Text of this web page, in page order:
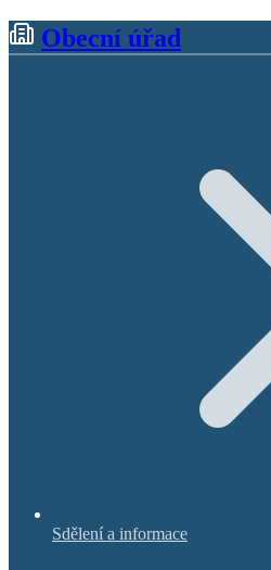
Obecní úřad
Sdělení a informace